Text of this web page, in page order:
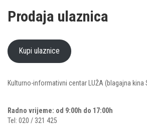
Prodaja ulaznica
Kupi ulaznice
Kulturno-informativni centar LUŽA (blagajna kina
Radno vrijeme: od 9:00h do 17:00h
Tel: 020 / 321 425